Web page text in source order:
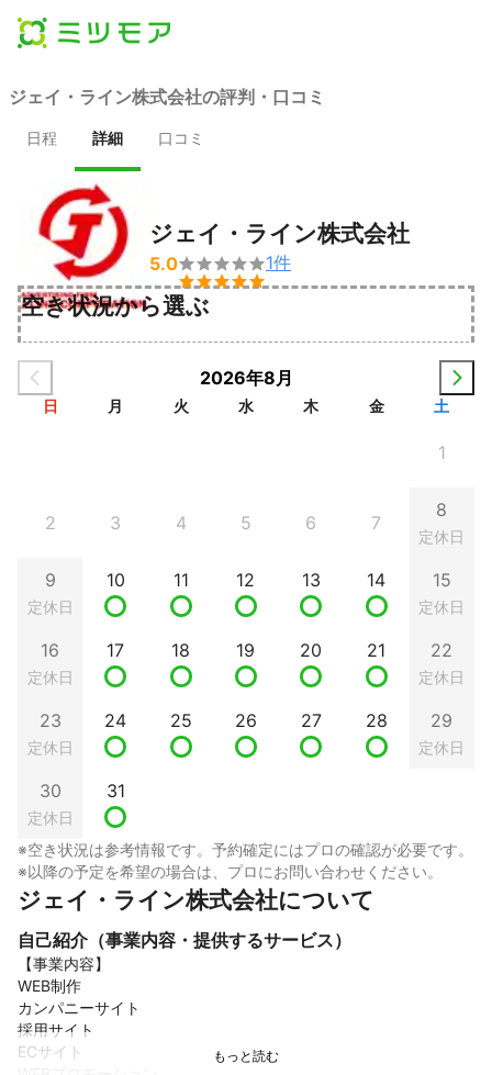
ジェイ・ライン株式会社の評判・口コミ
日程 詳細 口コミ
ジェイ・ライン株式会社
5.0

1件
空き状況から選ぶ
2026年8月
日 月 火 水 木 金 土
1
2 3 4 5 6 7
8
定休日
9
定休日
10 11 12 13 14 15
定休日
16
定休日
17 18 19 20 21 22
定休日
23
定休日
24 25 26 27 28 29
定休日
30
定休日
31
※空き状況は参考情報です。予約確定にはプロの確認が必要です。
※以降の予定を希望の場合は、プロにお問い合わせください。
ジェイ・ライン株式会社について
自己紹介（事業内容・提供するサービス）
【事業内容】
WEB制作
カンパニーサイト
採用サイト
ECサイト